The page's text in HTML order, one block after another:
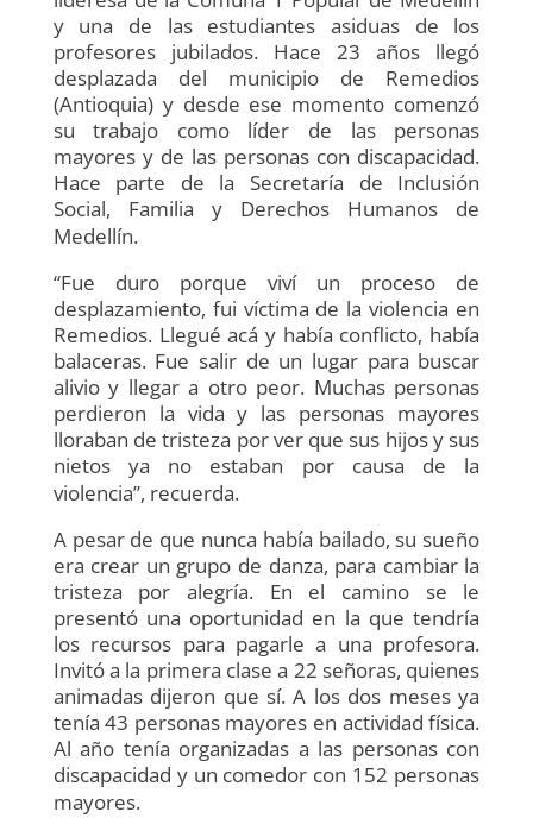
y una de las estudiantes asiduas de los
profesores jubilados. Hace 23 años llegó
desplazada del municipio de Remedios
(Antioquia) y desde ese momento comenzó
su trabajo como líder de las personas
mayores y de las personas con discapacidad.
Hace parte de la Secretaría de Inclusión
Social, Familia y Derechos Humanos de
Medellín.
“Fue duro porque viví un proceso de
desplazamiento, fui víctima de la violencia en
Remedios. Llegué acá y había conflicto, había
balaceras. Fue salir de un lugar para buscar
alivio y llegar a otro peor. Muchas personas
perdieron la vida y las personas mayores
lloraban de tristeza por ver que sus hijos y sus
nietos ya no estaban por causa de la
violencia”, recuerda.
A pesar de que nunca había bailado, su sueño
era crear un grupo de danza, para cambiar la
tristeza por alegría. En el camino se le
presentó una oportunidad en la que tendría
los recursos para pagarle a una profesora.
Invitó a la primera clase a 22 señoras, quienes
animadas dijeron que sí. A los dos meses ya
tenía 43 personas mayores en actividad física.
Al año tenía organizadas a las personas con
discapacidad y un comedor con 152 personas
mayores.